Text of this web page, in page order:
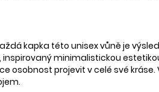
kapka této unisex vůně je
minimalistickou
osobnost projevit v celé své kráse.